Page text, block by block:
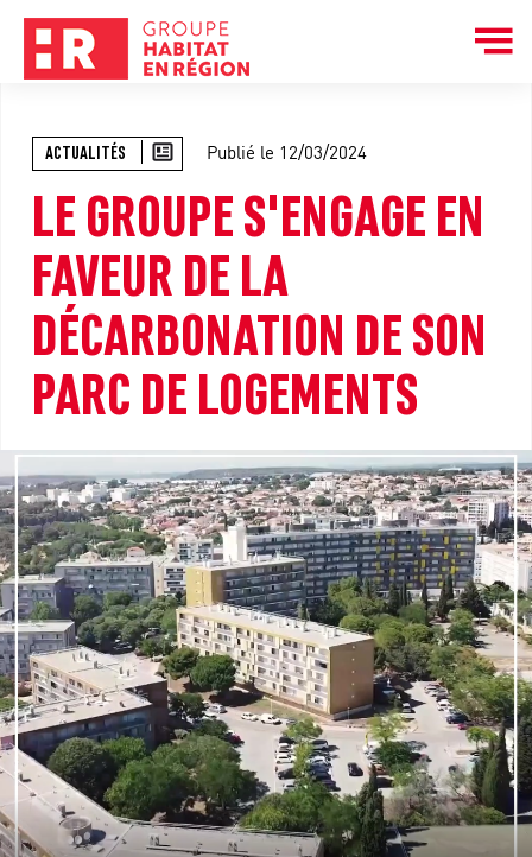
ACTUALITÉS Publié le 12/03/2024
LE GROUPE S'ENGAGE EN
FAVEUR DE LA
DÉCARBONATION DE SON
PARC DE LOGEMENTS